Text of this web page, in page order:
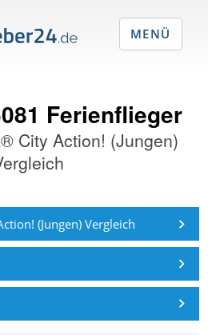
Ferienflieger
City Action! (Jungen)
(Jungen) Vergleich
MENÜ